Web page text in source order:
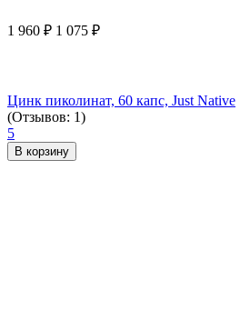
1 960 ₽ 1 075 ₽
Цинк пиколинат, 60 капс, Just Native
(Отзывов: 1)
5
В корзину